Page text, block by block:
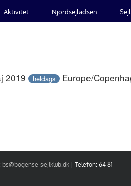
Aktivitet Njordsejladsen
2019 heldags Europe/
bs@bogense-sejlklub.dk | Telefon: 64 81